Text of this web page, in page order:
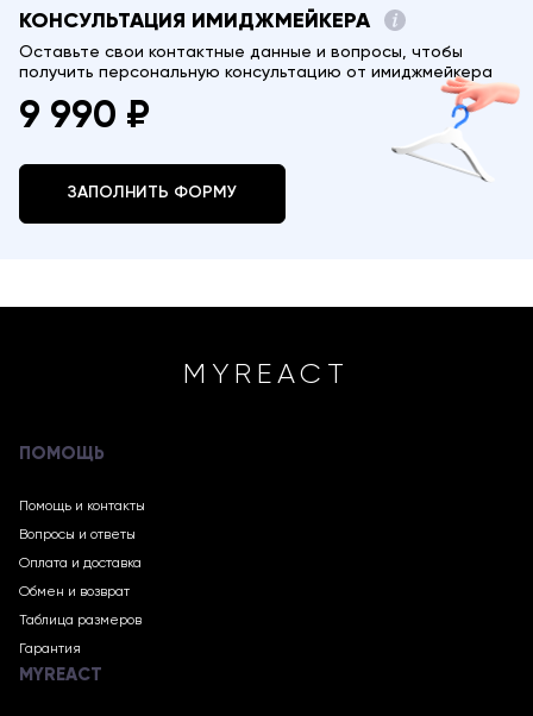
КОНСУЛЬТАЦИЯ ИМИДЖМЕЙКЕРА
Оставьте свои контактные данные и вопросы, чтобы
получить персональную консультацию от имиджмейкера
9 990 ₽
ЗАПОЛНИТЬ ФОРМУ
MYREACT
ПОМОЩЬ
Помощь и контакты
Вопросы и ответы
Оплата и доставка
Обмен и возврат
Таблица размеров
Гарантия
MYREACT